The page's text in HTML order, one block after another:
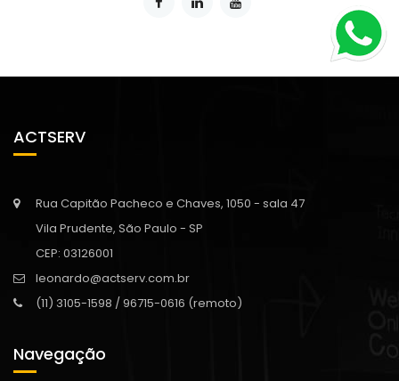
ACTSERV
Rua Capitão Pacheco e Chaves, 1050 - sala 47
Vila Prudente, São Paulo - SP
CEP: 03126001
leonardo@actserv.com.br
(11) 3105-1598 / 96715-0616 (remoto)
Navegação